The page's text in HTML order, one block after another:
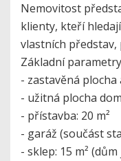
Nemovitost
klienty, kteří
vlastních představ,
Základní
- zastavěná plocha
- užitná plocha
- přístavba: 20 m²
- garáž (součást
- sklep: 15 m²